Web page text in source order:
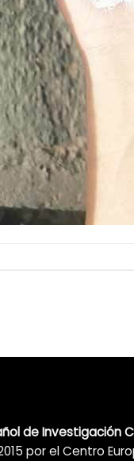
de Investigación
por el Centro